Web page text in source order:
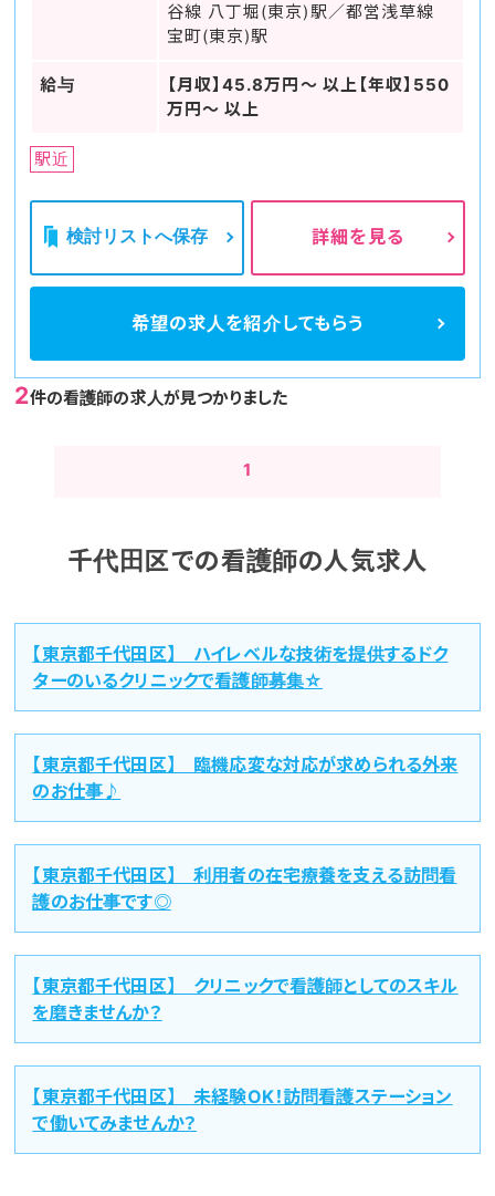
谷線 八丁堀(東京)駅／都営浅草線
宝町(東京)駅
給与
【月収】45.8万円～ 以上【年収】550
万円～ 以上
駅近
検討リストへ保存 詳細を見る
希望の求人を紹介してもらう
2件の看護師の求人が見つかりました
1
千代田区での看護師の人気求人
【東京都千代田区】 ハイレベルな技術を提供するドク
ターのいるクリニックで看護師募集☆
【東京都千代田区】 臨機応変な対応が求められる外来
のお仕事♪
【東京都千代田区】 利用者の在宅療養を支える訪問看
護のお仕事です◎
【東京都千代田区】 クリニックで看護師としてのスキル
を磨きませんか？
【東京都千代田区】 未経験OK！訪問看護ステーション
で働いてみませんか？